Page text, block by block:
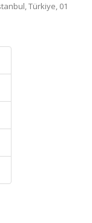
Türkiye, 01